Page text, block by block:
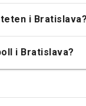
i Bratislava?
i Bratislava?